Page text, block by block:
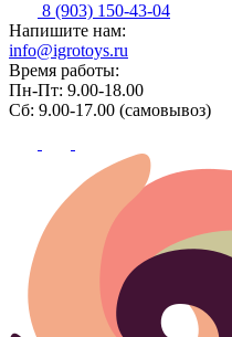
8 (903) 150-43-04
Напишите нам:
info@igrotoys.ru
Время работы:
Пн-Пт: 9.00-18.00
Сб: 9.00-17.00 (самовывоз)